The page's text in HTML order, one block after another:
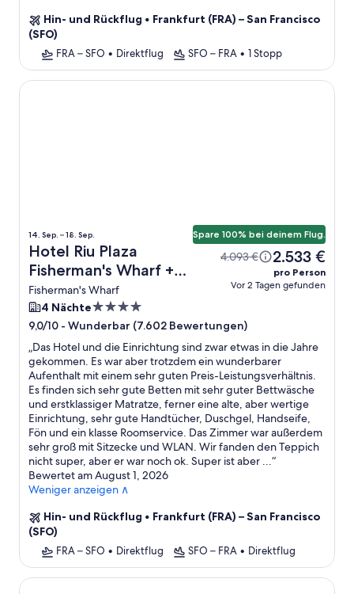
Hin- und Rückflug • Frankfurt (FRA) – San Francisco
(SFO)
FRA – SFO • Direktflug SFO – FRA • 1 Stopp
14. Sep. – 18. Sep.
Hotel Riu Plaza
Fisherman's Wharf +
Flug
Fisherman's Wharf
Spare 100% bei deinem Flug.
4.093 € 2.533 €
pro Person
Vor 2 Tagen gefunden
4 Nächte4.0-
Sterne-
Unterkunft
9,0/10 - Wunderbar (7.602 Bewertungen)
„Das Hotel und die Einrichtung sind zwar etwas in die Jahre
gekommen. Es war aber trotzdem ein wunderbarer
Aufenthalt mit einem sehr guten Preis-Leistungsverhältnis.
Es finden sich sehr gute Betten mit sehr guter Bettwäsche
und erstklassiger Matratze, ferner eine alte, aber wertige
Einrichtung, sehr gute Handtücher, Duschgel, Handseife,
Fön und ein klasse Roomservice. Das Zimmer war außerdem
sehr groß mit Sitzecke und WLAN. Wir fanden den Teppich
nicht super, aber er war noch ok. Super ist aber ...“
Bewertet am August 1, 2026
Weniger anzeigen ∧
Hin- und Rückflug • Frankfurt (FRA) – San Francisco
(SFO)
FRA – SFO • Direktflug SFO – FRA • Direktflug
Hotel Riu Plaza Fisherman's Wharf
Beacon Grand, A Union Square Hotel